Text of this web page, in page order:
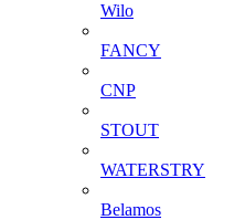
Wilo
FANCY
CNP
STOUT
WATERSTRY
Belamos